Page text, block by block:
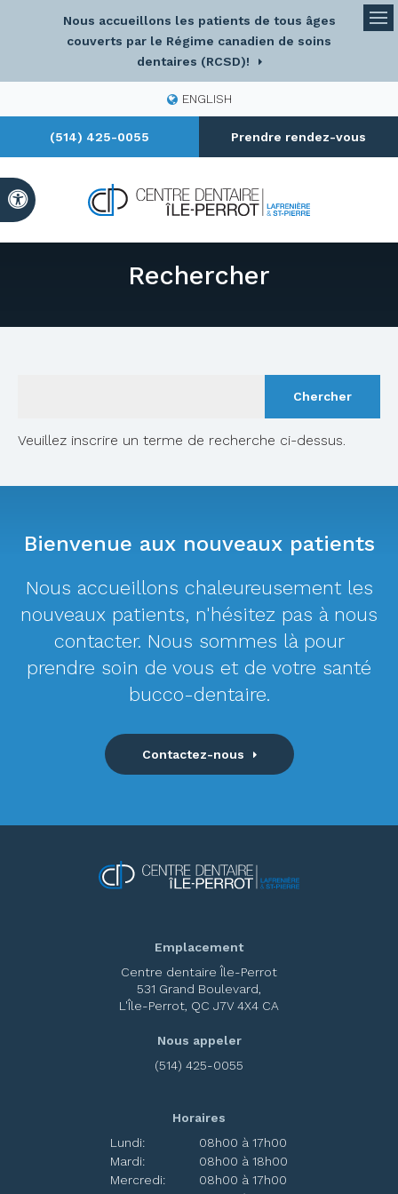
Version accessible
Nous accueillons les patients de tous âges
couverts par le Régime canadien de soins
dentaires (RCSD)!
ENGLISH
(514) 425-0055 Prendre rendez-vous
Rechercher
Veuillez inscrire un terme de recherche ci-dessus.
Bienvenue aux nouveaux patients
Nous accueillons chaleureusement les
nouveaux patients, n'hésitez pas à nous
contacter. Nous sommes là pour
prendre soin de vous et de votre santé
bucco-dentaire.
Contactez-nous
Emplacement
Centre dentaire Île-Perrot
531 Grand Boulevard
L'Île-Perrot QC J7V 4X4 CA
Nous appeler
(514) 425-0055
Horaires
Lundi:
08h00 à 17h00
Mardi:
08h00 à 18h00
Mercredi:
08h00 à 17h00